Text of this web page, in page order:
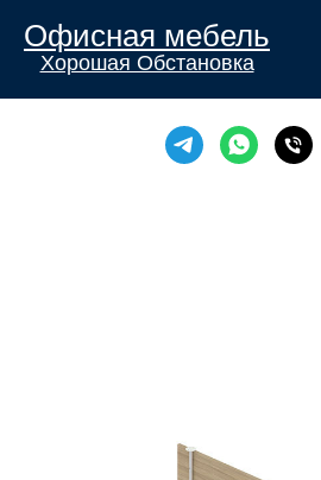
Офисная мебель
Хорошая Обстановка